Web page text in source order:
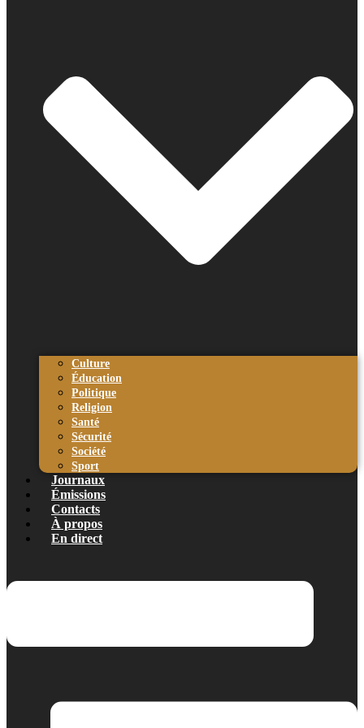
Culture
Éducation
Politique
Religion
Santé
Sécurité
Société
Sport
Journaux
Émissions
Contacts
À propos
En direct